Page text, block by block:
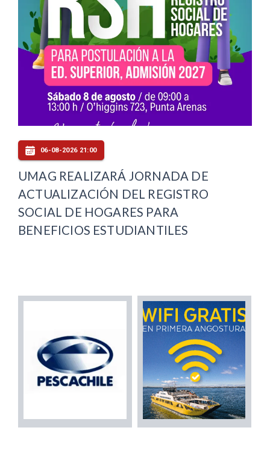
06-08-2026 21:00
UMAG REALIZARÁ JORNADA DE
ACTUALIZACIÓN DEL REGISTRO
SOCIAL DE HOGARES PARA
BENEFICIOS ESTUDIANTILES